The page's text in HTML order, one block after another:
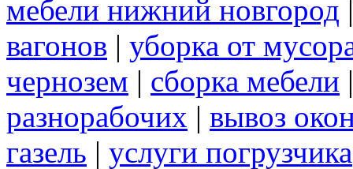
мебели нижний новгород
вагонов | уборка от
чернозем | сборка мебели
разнорабочих | вывоз
газель | услуги погрузчика